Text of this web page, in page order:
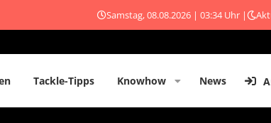
Samstag, 08.08.2026 | 03:34 Uhr |
Tackle-Tipps Knowhow News